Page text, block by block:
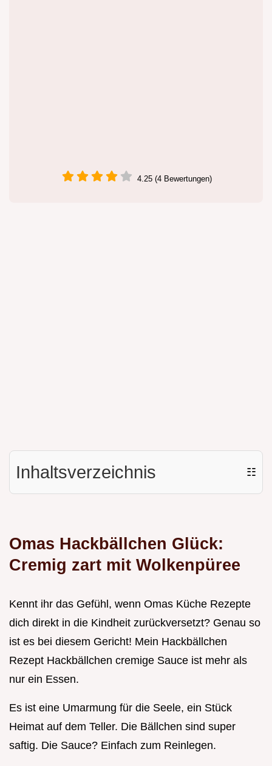
4.25 (4 Bewertungen)
Inhaltsverzeichnis ☷
Omas Hackbällchen Glück:
Cremig zart mit Wolkenpüree
Kennt ihr das Gefühl, wenn Omas Küche Rezepte
dich direkt in die Kindheit zurückversetzt? Genau so
ist es bei diesem Gericht! Mein Hackbällchen
Rezept Hackbällchen cremige Sauce ist mehr als
nur ein Essen.
Es ist eine Umarmung für die Seele, ein Stück
Heimat auf dem Teller. Die Bällchen sind super
saftig. Die Sauce? Einfach zum Reinlegen.